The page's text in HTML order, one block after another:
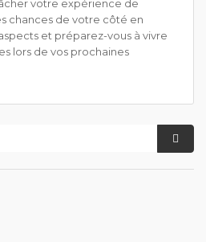
votre expérience de
chances de votre côté en
et préparez-vous à vivre
lors de vos prochaines